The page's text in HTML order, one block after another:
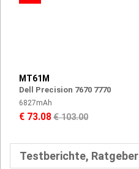
MT61M
Dell Precision 7670 7770
6827mAh
€ 73.08€ 103.00
Testberichte,